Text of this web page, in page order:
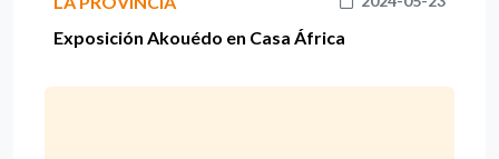
Exposición Akouédo en Casa África